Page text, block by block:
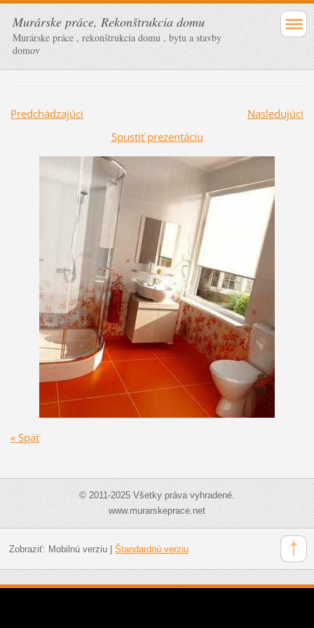
Murárske práce, Rekonštrukcia domu
Murárske práce , rekonštrukcia domu , bytu a stavby
domov
Predchádzajúci
Nasledujúci
Spustiť prezentáciu
« Späť
© 2011-2025 Všetky práva vyhradené.
www.murarskeprace.net
Zobraziť: Mobilnú verziu| Štandardnú verziu